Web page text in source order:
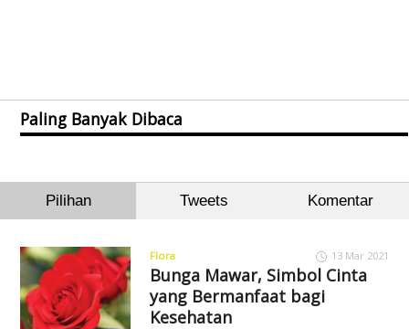
Paling Banyak Dibaca
Pilihan Tweets Komentar
Flora 13 Mar 2021
Bunga Mawar, Simbol Cinta
yang Bermanfaat bagi
Kesehatan